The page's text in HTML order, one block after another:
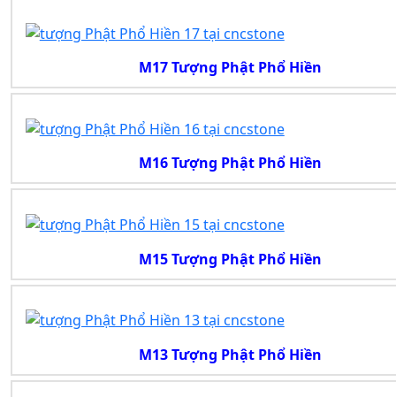
M17 Tượng Phật Phổ Hiền
M16 Tượng Phật Phổ Hiền
M15 Tượng Phật Phổ Hiền
M13 Tượng Phật Phổ Hiền